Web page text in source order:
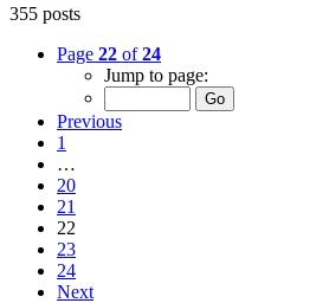
355 posts
Page 22 of24
Jump to page:
Previous
1
…
20
21
22
23
24
Next